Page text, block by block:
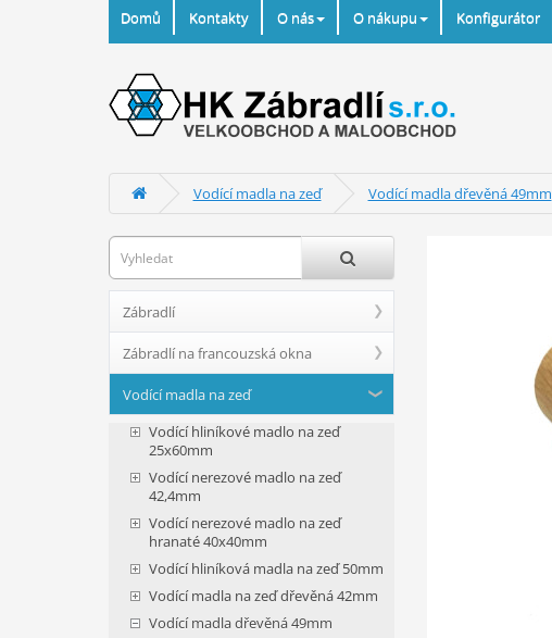
Domů Kontakty O nás O nákupu Konfigurátor
Vodící madla na zeď Vodící madla dřevěná 49mm
Zábradlí
Zábradlí na francouzská okna
Vodící madla na zeď
Vodící hliníkové madlo na zeď
25x60mm
Vodící nerezové madlo na zeď
42,4mm
Vodící nerezové madlo na zeď
hranaté 40x40mm
Vodící hliníková madla na zeď 50mm
Vodící madla na zeď dřevěná 42mm
Vodící madla dřevěná 49mm